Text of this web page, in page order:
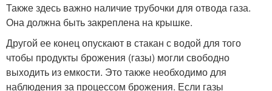
Также здесь важно наличие трубочки для отвода газа.
Она должна быть закреплена на крышке.
Другой ее конец опускают в стакан с водой для того
чтобы продукты брожения (газы) могли свободно
выходить из емкости. Это также необходимо для
наблюдения за процессом брожения. Если газы